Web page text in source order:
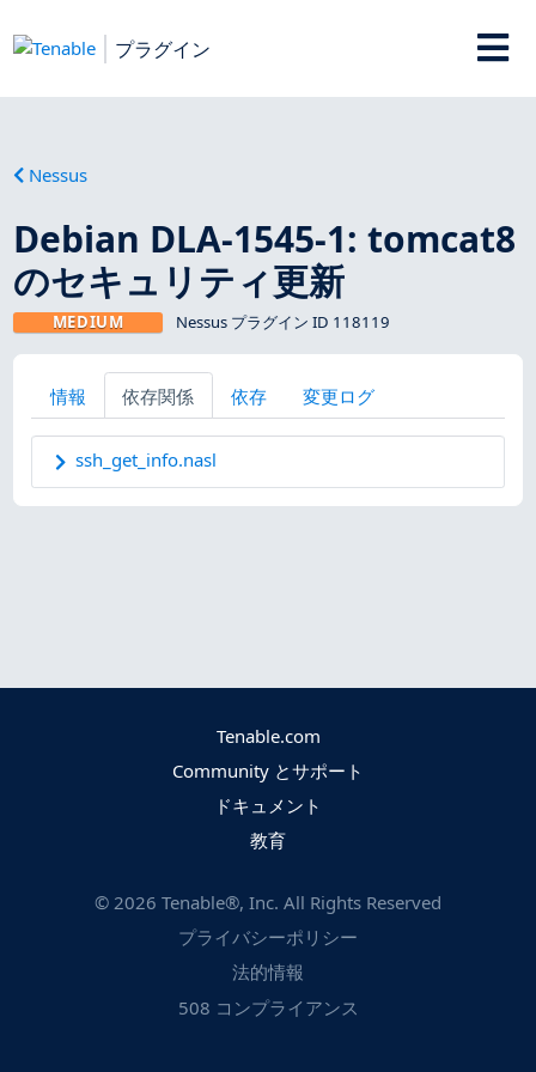
プラグイン
Nessus
Debian DLA-1545-1: tomcat8
のセキュリティ更新
MEDIUM Nessus プラグイン ID 118119
情報 依存関係 依存 変更ログ
ssh_get_info.nasl
Tenable.com
Community とサポート
ドキュメント
教育
© 2026 Tenable®, Inc. All Rights Reserved
プライバシーポリシー
法的情報
508 コンプライアンス